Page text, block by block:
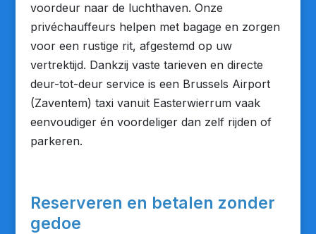
voordeur naar de luchthaven. Onze
privéchauffeurs helpen met bagage en zorgen
voor een rustige rit, afgestemd op uw
vertrektijd. Dankzij vaste tarieven en directe
deur-tot-deur service is een Brussels Airport
(Zaventem) taxi vanuit Easterwierrum vaak
eenvoudiger én voordeliger dan zelf rijden of
parkeren.
Reserveren en betalen zonder
gedoe